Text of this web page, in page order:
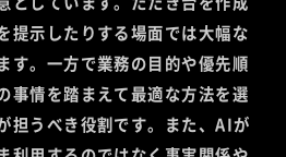
提示したりする場面では大幅な
す。一方で業務の目的や優先順
事情を踏まえて最適な方法を選
担うべき役割です。また、AIが